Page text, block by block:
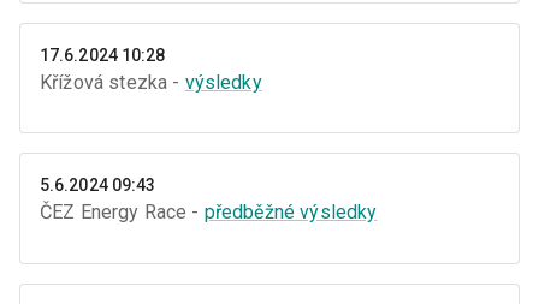
17.6.2024 10:28
Křížová stezka - výsledky
5.6.2024 09:43
ČEZ Energy Race - předběžné výsledky